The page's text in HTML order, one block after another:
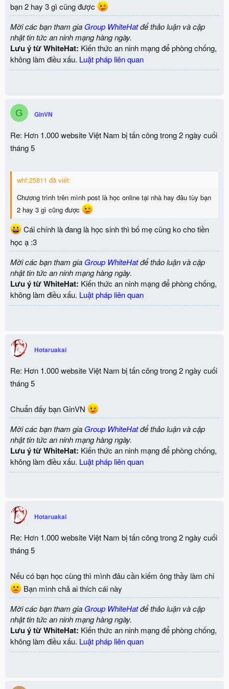
bạn 2 hay 3 gì cũng được
Mời các bạn tham gia Group WhiteHatđể thảo luận và cập
nhật tin tức an ninh mạng hàng ngày.
Lưu ý từ WhiteHat: Kiến thức an ninh mạng để phòng chống,
không làm điều xấu. Luật pháp liên quan
G GinVN
Re: Hơn 1.000 website Việt Nam bị tấn công trong 2 ngày cuối
tháng 5
whf;25811 đã viết:
Chương trình trên mình post là học online tại nhà hay đâu tùy bạn
2 hay 3 gì cũng được
Cái chính là đang là học sinh thì bố mẹ cũng ko cho tiền
học ạ :3
Mời các bạn tham gia Group WhiteHatđể thảo luận và cập
nhật tin tức an ninh mạng hàng ngày.
Lưu ý từ WhiteHat: Kiến thức an ninh mạng để phòng chống,
không làm điều xấu. Luật pháp liên quan
Hotaruakai
Re: Hơn 1.000 website Việt Nam bị tấn công trong 2 ngày cuối
tháng 5
Chuẩn đấy bạn GinVN
Mời các bạn tham gia Group WhiteHatđể thảo luận và cập
nhật tin tức an ninh mạng hàng ngày.
Lưu ý từ WhiteHat: Kiến thức an ninh mạng để phòng chống,
không làm điều xấu. Luật pháp liên quan
Hotaruakai
Re: Hơn 1.000 website Việt Nam bị tấn công trong 2 ngày cuối
tháng 5
Nếu có bạn học cùng thì mình đâu cần kiếm ông thầy làm chi
Bạn mình chả ai thích cái này
Mời các bạn tham gia Group WhiteHatđể thảo luận và cập
nhật tin tức an ninh mạng hàng ngày.
Lưu ý từ WhiteHat: Kiến thức an ninh mạng để phòng chống,
không làm điều xấu. Luật pháp liên quan